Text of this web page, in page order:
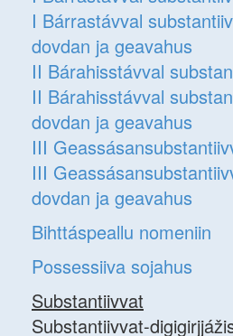
I Bárrastávval
dovdan ja geavahus
II Bárahisstávval
II Bárahisstávval
dovdan ja geavahus
III
III
dovdan ja geavahus
Bihttáspeallu nomeniin
Possessiiva sojahus
Substantiivvat
Substantiivvat-